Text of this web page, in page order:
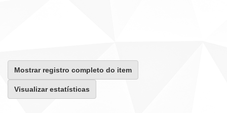
Mostrar registro completo do item
Visualizar estatísticas